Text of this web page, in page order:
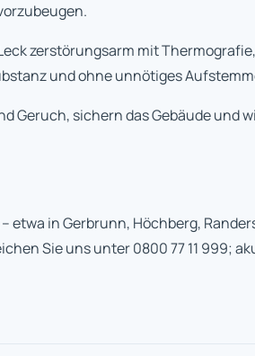
zerstörungsarm mit
und ohne unnötiges
Geruch, sichern das Gebäude und
etwa in Gerbrunn, Höchberg,
Sie uns unter 0800 77 11 999;